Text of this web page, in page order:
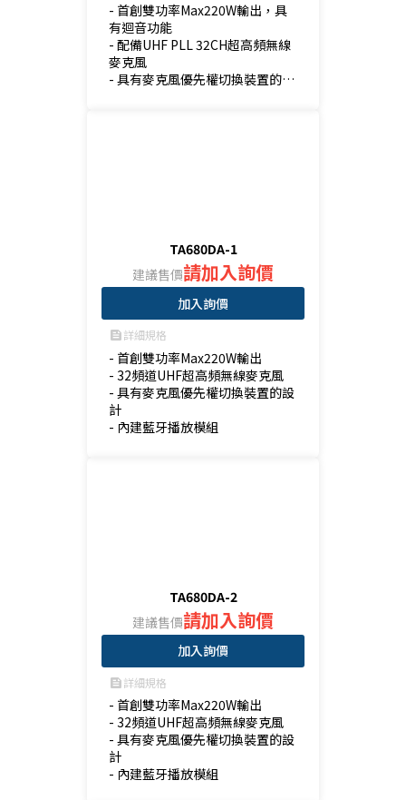
- 首創雙功率Max220W輸出，具
有迴音功能
- 配備UHF PLL 32CH超高頻無線
麥克風
- 具有麥克風優先權切換裝置的設
TA680DA-1
建議售價請加入詢價
加入詢價
feed詳細規格
- 首創雙功率Max220W輸出
- 32頻道UHF超高頻無線麥克風
- 具有麥克風優先權切換裝置的設
計
- 內建藍牙播放模組
TA680DA-2
建議售價請加入詢價
加入詢價
feed詳細規格
- 首創雙功率Max220W輸出
- 32頻道UHF超高頻無線麥克風
- 具有麥克風優先權切換裝置的設
計
- 內建藍牙播放模組